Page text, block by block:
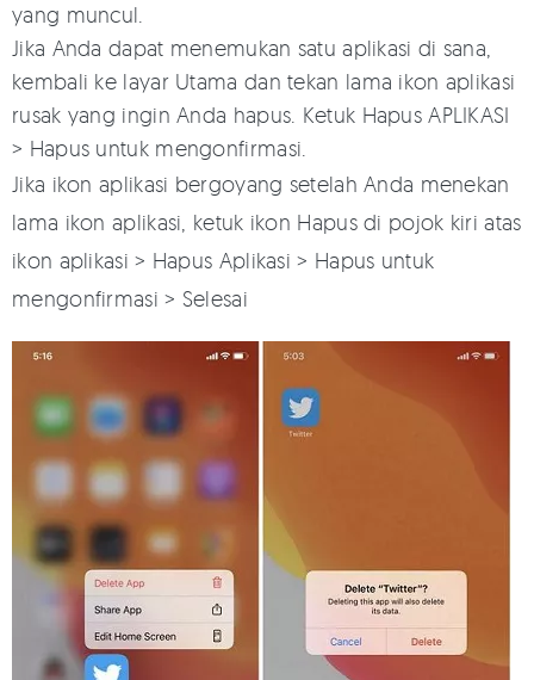
yang muncul.
Jika Anda dapat menemukan satu aplikasi di sana,
kembali ke layar Utama dan tekan lama ikon aplikasi
rusak yang ingin Anda hapus. Ketuk Hapus APLIKASI
> Hapus untuk mengonfirmasi.
Jika ikon aplikasi bergoyang setelah Anda menekan
lama ikon aplikasi, ketuk ikon Hapus di pojok kiri atas
ikon aplikasi > Hapus Aplikasi > Hapus untuk
mengonfirmasi > Selesai